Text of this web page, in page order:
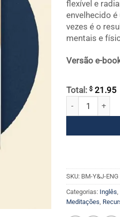
flexível e
envelhecido
vezes é o
mentais e
Versão e-
Total: $ 21.95
Kundalini Yoga
SKU: BM-Y&J-ENG
Categorias: Inglês
Meditações